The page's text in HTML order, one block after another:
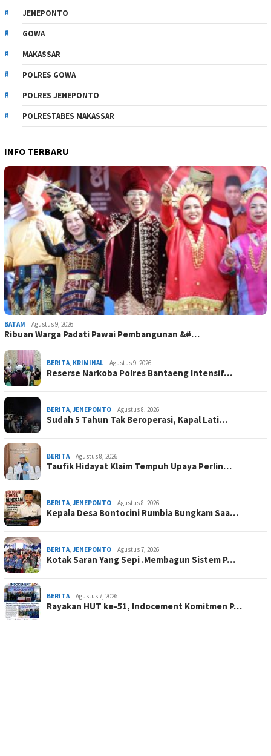
JENEPONTO
GOWA
MAKASSAR
POLRES GOWA
POLRES JENEPONTO
POLRESTABES MAKASSAR
INFO TERBARU
BATAM Agustus 9, 2026
Ribuan Warga Padati Pawai Pembangunan &#…
BERITA KRIMINAL Agustus 9, 2026
Reserse Narkoba Polres Bantaeng Intensif…
BERITA JENEPONTO Agustus 8, 2026
Sudah 5 Tahun Tak Beroperasi, Kapal Lati…
BERITA Agustus 8, 2026
Taufik Hidayat Klaim Tempuh Upaya Perlin…
BERITA JENEPONTO Agustus 8, 2026
Kepala Desa Bontocini Rumbia Bungkam Saa…
BERITA JENEPONTO Agustus 7, 2026
Kotak Saran Yang Sepi .Membagun Sistem P…
BERITA Agustus 7, 2026
Rayakan HUT ke-51, Indocement Komitmen P…